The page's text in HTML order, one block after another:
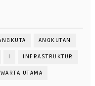
ANGKUTAN
I INFRASTRUKTUR
WARTA UTAMA